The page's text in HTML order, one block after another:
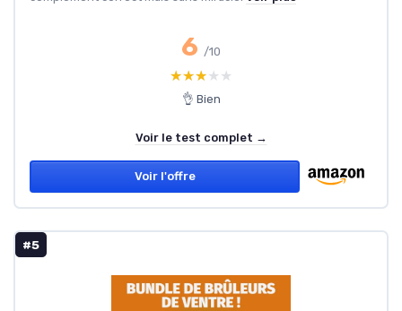
6 /10
★★★★★
★★★★★
👌 Bien
Voir le test complet →
Voir l'offre
#5